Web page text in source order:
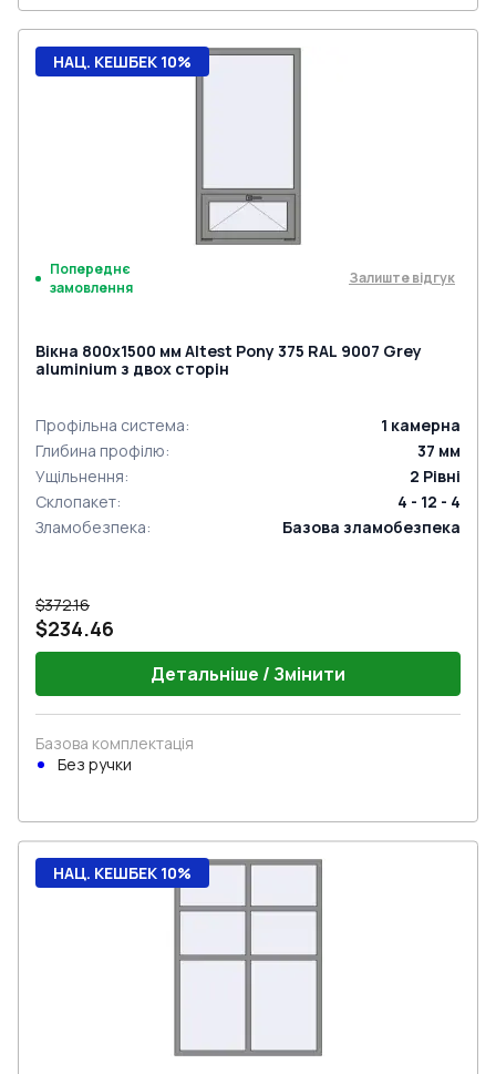
НАЦ. КЕШБЕК 10%
Попереднє
замовлення
Залиште відгук
Вікна 800x1500 мм Altest Pony 375 RAL 9007 Grey
aluminium з двох сторін
Профільна система: 1 камерна
Глибина профілю: 37 мм
Ущільнення: 2 Рівні
Склопакет:
4 - 12 - 4
Зламобезпека: Базова зламобезпека
$372.16
$234.46
Детальніше / Змінити
Базова комплектація
Без ручки
НАЦ. КЕШБЕК 10%